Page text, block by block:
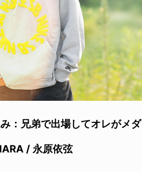
：兄弟で出場してオレがメダ
/ 永原依弦